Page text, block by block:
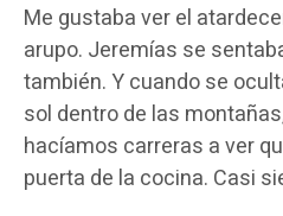
Me gustaba ver el
arupo. Jeremías se
también. Y cuando se
sol dentro de las
hacíamos carreras a ver
puerta de la cocina. Casi